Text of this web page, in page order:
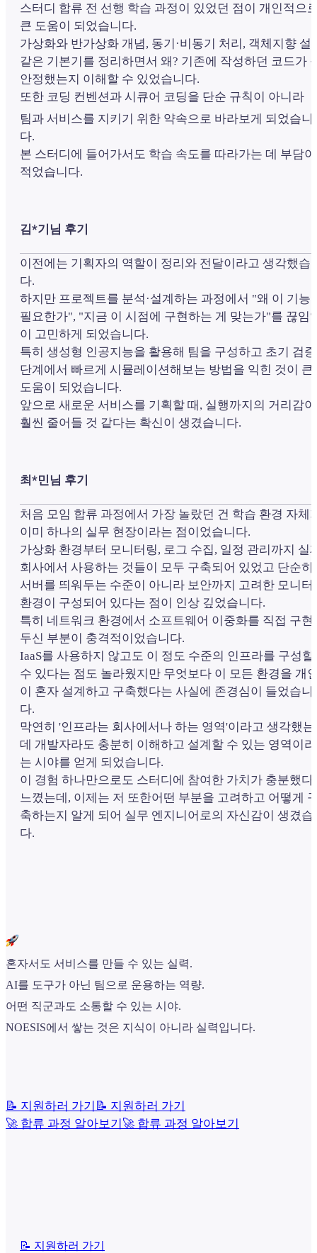
스터디 합류 전 선행 학습 과정이 있었던 점이 개인적으
큰 도움이 되었습니다.
가상화와 반가상화 개념, 동기·비동기 처리, 객체지향 설
같은 기본기를 정리하면서 왜? 기존에 작성하던 코드가
안정했는지 이해할 수 있었습니다.
또한 코딩 컨벤션과 시큐어 코딩을 단순 규칙이 아니라
팀과 서비스를 지키기 위한 약속으로 바라보게 되었습니
다.
본 스터디에 들어가서도 학습 속도를 따라가는 데 부담이
적었습니다.
김*기님 후기
이전에는 기획자의 역할이 정리와 전달이라고 생각했습
다.
하지만 프로젝트를 분석·설계하는 과정에서 "왜 이 기능
필요한가", "지금 이 시점에 구현하는 게 맞는가"를 끊임
이 고민하게 되었습니다.
특히 생성형 인공지능을 활용해 팀을 구성하고 초기 검증
단계에서 빠르게 시뮬레이션해보는 방법을 익힌 것이 큰
도움이 되었습니다.
앞으로 새로운 서비스를 기획할 때, 실행까지의 거리감이
훨씬 줄어들 것 같다는 확신이 생겼습니다.
최*민님 후기
처음 모임 합류 과정에서 가장 놀랐던 건 학습 환경 자체
이미 하나의 실무 현장이라는 점이었습니다.
가상화 환경부터 모니터링, 로그 수집, 일정 관리까지 실
회사에서 사용하는 것들이 모두 구축되어 있었고 단순히
서버를 띄워두는 수준이 아니라 보안까지 고려한 모니터
환경이 구성되어 있다는 점이 인상 깊었습니다.
특히 네트워크 환경에서 소프트웨어 이중화를 직접 구현
두신 부분이 충격적이었습니다.
IaaS를 사용하지 않고도 이 정도 수준의 인프라를 구성할
수 있다는 점도 놀라웠지만 무엇보다 이 모든 환경을 개
이 혼자 설계하고 구축했다는 사실에 존경심이 들었습니
다.
막연히 '인프라는 회사에서나 하는 영역'이라고 생각했는
데 개발자라도 충분히 이해하고 설계할 수 있는 영역이라
는 시야를 얻게 되었습니다.
이 경험 하나만으로도 스터디에 참여한 가치가 충분했다
느꼈는데, 이제는 저 또한어떤 부분을 고려하고 어떻게
축하는지 알게 되어 실무 엔지니어로의 자신감이 생겼습
다.
혼자서도 서비스를 만들 수 있는 실력.
AI를 도구가 아닌 팀으로 운용하는 역량.
어떤 직군과도 소통할 수 있는 시야.
NOESIS에서 쌓는 것은 지식이 아니라 실력입니다.
📝 지원하러 가기 📝 지원하러 가기
🚀 합류 과정 알아보기 🚀 합류 과정 알아보기
📝 지원하러 가기